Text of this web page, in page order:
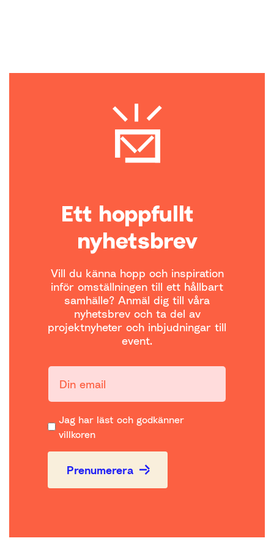
Ett hoppfullt
nyhetsbrev
Vill du känna hopp och inspiration
inför omställningen till ett hållbart
samhälle? Anmäl dig till våra
nyhetsbrev och ta del av
projektnyheter och inbjudningar till
event.
Din email:
Jag har läst och godkänner
villkoren
Prenumerera